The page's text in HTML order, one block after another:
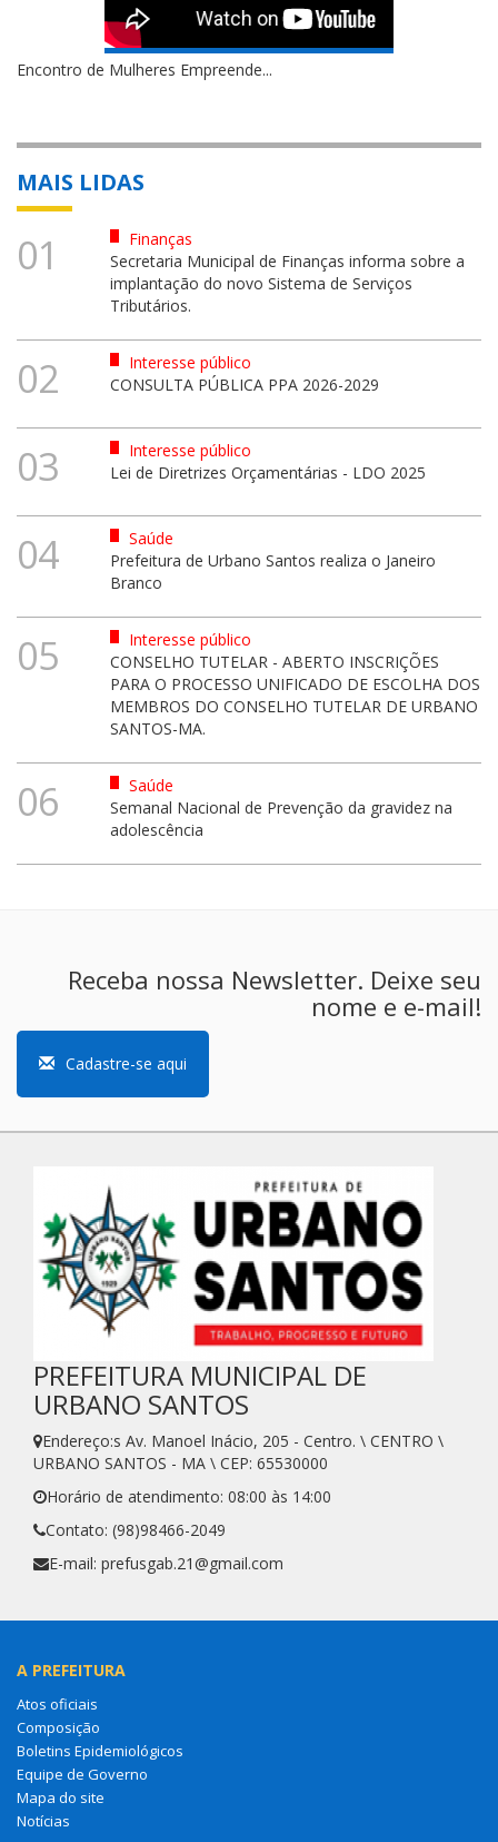
Encontro de Mulheres Empreende...
MAIS LIDAS
01
Finanças
Secretaria Municipal de Finanças informa sobre a
implantação do novo Sistema de Serviços
Tributários.
02
Interesse público
CONSULTA PÚBLICA PPA 2026-2029
03
Interesse público
Lei de Diretrizes Orçamentárias - LDO 2025
04
Saúde
Prefeitura de Urbano Santos realiza o Janeiro
Branco
05
Interesse público
CONSELHO TUTELAR - ABERTO INSCRIÇÕES
PARA O PROCESSO UNIFICADO DE ESCOLHA DOS
MEMBROS DO CONSELHO TUTELAR DE URBANO
SANTOS-MA.
06
Saúde
Semanal Nacional de Prevenção da gravidez na
adolescência
Receba nossa Newsletter. Deixe seu
nome e e-mail!
Cadastre-se aqui
PREFEITURA MUNICIPAL DE
URBANO SANTOS
Endereço:s Av. Manoel Inácio, 205 - Centro. \ CENTRO \
URBANO SANTOS - MA \ CEP: 65530000
Horário de atendimento: 08:00 às 14:00
Contato: (98)98466-2049
E-mail: prefusgab.21@gmail.com
A PREFEITURA
Atos oficiais
Composição
Boletins Epidemiológicos
Equipe de Governo
Mapa do site
Notícias